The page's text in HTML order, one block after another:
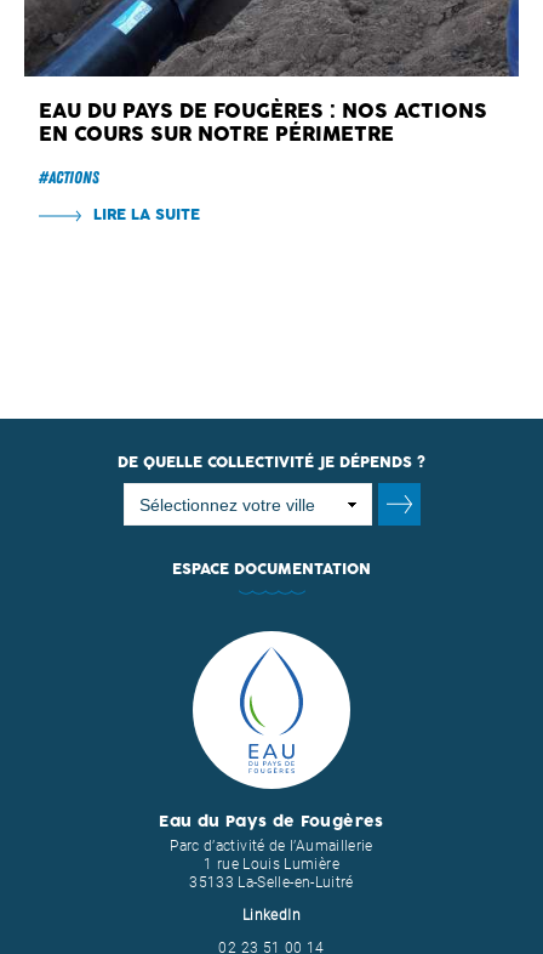
EAU DU PAYS DE FOUGÈRES : NOS ACTIONS
EN COURS SUR NOTRE PÉRIMETRE
#Actions
LIRE LA SUITE
DE QUELLE COLLECTIVITÉ JE DÉPENDS ?
ESPACE DOCUMENTATION
Eau du Pays de Fougères
Parc d’activité de l’Aumaillerie
1 rue Louis Lumière
35133 La-Selle-en-Luitré
LinkedIn
02 23 51 00 14